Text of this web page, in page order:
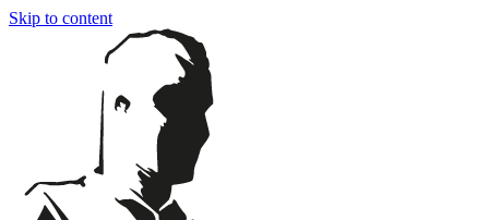
Skip to content